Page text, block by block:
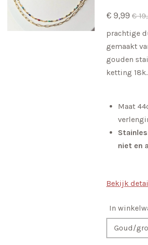
€ 9,99 €
prachtige
gemaakt
gouden
ketting 18k.
Maat
niet en
Bekijk
In